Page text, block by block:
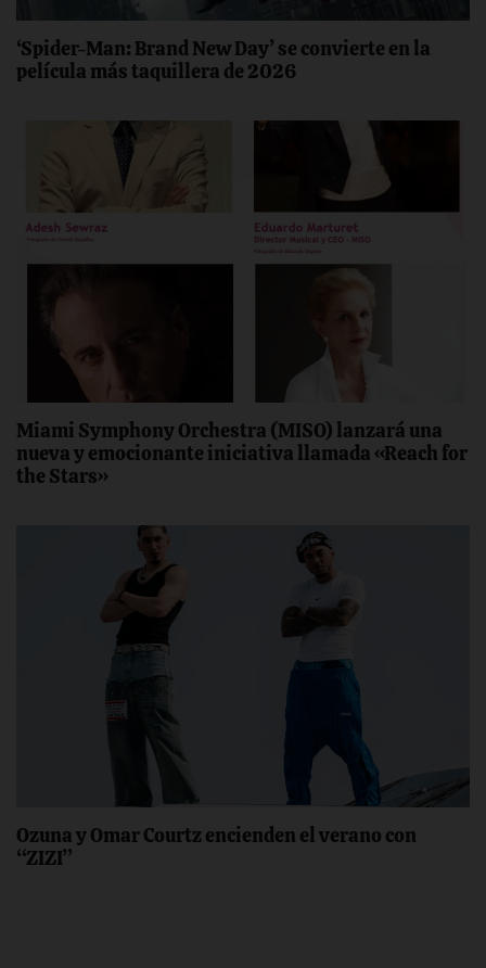
‘Spider-Man: Brand New Day’ se convierte en la
película más taquillera de 2026
Miami Symphony Orchestra (MISO) lanzará una
nueva y emocionante iniciativa llamada «Reach for
the Stars»
Ozuna y Omar Courtz encienden el verano con
“ZIZI”